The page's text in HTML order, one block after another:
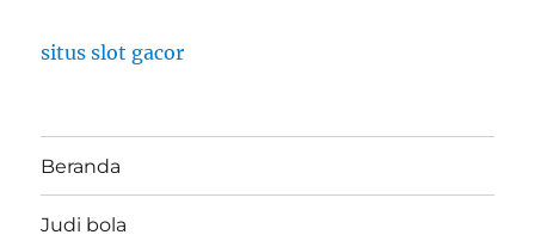
situs slot gacor
Beranda
Judi bola